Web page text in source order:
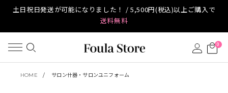
土日祝日発送が可能になりました！ / 5,500円(税込)以上ご購入で
送料無料
0
HOME サロン什器・サロンユニフォーム